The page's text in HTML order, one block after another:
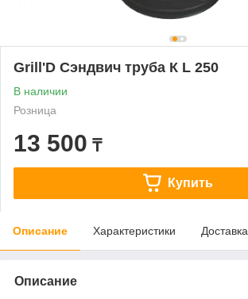
Grill'D Сэндвич труба К L 250
В наличии
Розница
13 500 ₸
Купить
Описание Характеристики Доставка
Описание